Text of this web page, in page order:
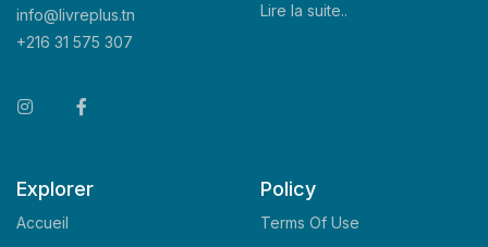
info@livreplus.tn
+216 31 575 307
Lire la suite..
Explorer
Accueil
Policy
Terms Of Use